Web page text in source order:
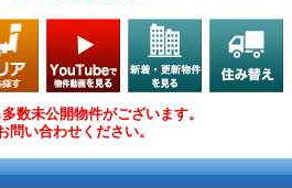
数未公開物件がございます。
問い合わせください。